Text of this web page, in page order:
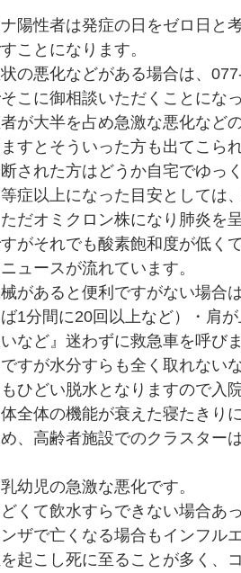
陽性者は発症の日をゼロ日と
ことになります。
の悪化などがある場合は、
こに御相談いただくことにな
が大半を占め急激な悪化など
すとそういった方も出てこら
された方はどうか自宅でゆっ
症以上になった目安としては
だオミクロン株になり肺炎を
がそれでも酸素飽和度が低く
ュースが流れています。
があると便利ですがない場合
1分間に20回以上など）・肩
など』迷わずに救急車を呼びま
すが水分すらも全く取れない
ひどい脱水となりますので入
全体の機能が衰えた寝たきり
、高齢者施設でのクラスター
幼児の急激な悪化です。
くて飲水すらできない場合あ
ザで亡くなる場合もインフル
起こし死に至ることが多く、